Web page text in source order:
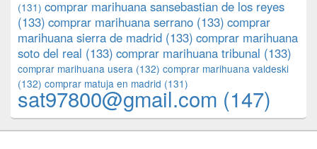
(131) comprar marihuana sansebastian de los reyes
(133) comprar marihuana serrano (133) comprar
marihuana sierra de madrid (133) comprar marihuana
soto del real (133) comprar marihuana tribunal (133)
comprar marihuana usera (132) comprar marihuana valdeski
(132) comprar matuja en madrid (131)
sat97800@gmail.com (147)